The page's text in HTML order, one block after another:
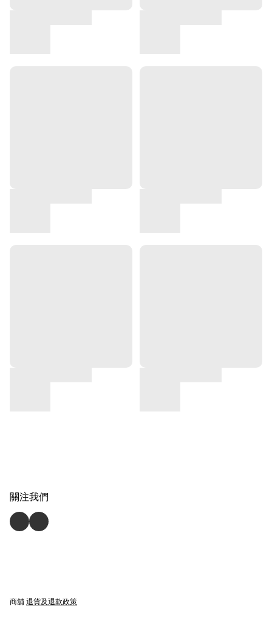
關注我們
商舖 退貨及退款政策